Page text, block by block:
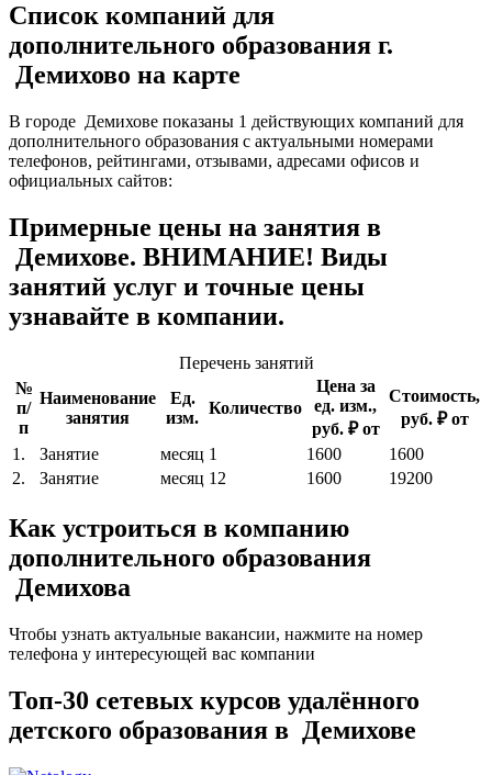
Список компаний для
дополнительного образования г.
Демихово на карте
В городе Демихове показаны 1 действующих компаний для
дополнительного образования с актуальными номерами
телефонов, рейтингами, отзывами, адресами офисов и
официальных сайтов:
Примерные цены на занятия в
Демихове. ВНИМАНИЕ! Виды
занятий услуг и точные цены
узнавайте в компании.
Перечень занятий
№
п/
п
Наименование
занятия
Ед.
изм.
Количество
Цена за
ед. изм.,
руб. ₽ от
Стоимость,
руб. ₽ от
1.
Занятие месяц 1 1600
1600
2.
Занятие месяц 12 1600 19200
Как устроиться в компанию
дополнительного образования
Демихова
Чтобы узнать актуальные вакансии, нажмите на номер
телефона у интересующей вас компании
Топ-30 сетевых курсов удалённого
детского образования в Демихове